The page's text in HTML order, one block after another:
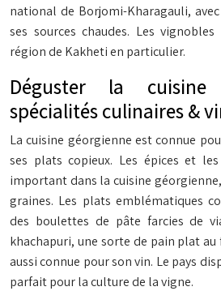
national de Borjomi-Kharagauli,
ses sources chaudes. Les
région de Kakheti en particulier.
Déguster la cuisine
spécialités culinaires &
La cuisine géorgienne est connue
ses plats copieux. Les épices et
important dans la cuisine
graines. Les plats emblématiques
des boulettes de pâte farcies de
khachapuri, une sorte de pain plat
aussi connue pour son vin. Le pays
parfait pour la culture de la vigne.